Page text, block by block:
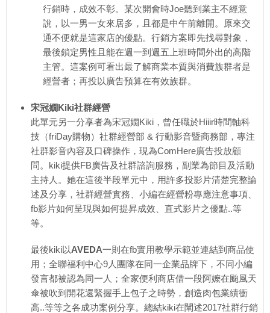
行銷時，成效不彰。某次開會時Joe聽到業主不經意
說，以一男一女來居多，且都是中午前離開。原來交
通不便就是這家店的優點。行銷方案即先找尋對象，
最後鎖定男性且能在週一到週五上班時間外出的高階
主管。這案例可看出最了解商業本質與消費族群者是
經營者；再投以廣告預算在有效族群。
宋冠嫺Kiki社群經營
此單元另一分享者為宋冠嫺Kiki，曾任職於Hiiir時間軸科
技（friDay購物）社群經營部 & 行動影音暨商務部，專注
社群影音內容及口碑操作，現為ComHere廣告投放顧
問。kiki提供FB廣告及社群諮詢服務，副業為節目及活動
主持人。她在這後半段單元中，用許多投影片清楚完整論
述及分享，社群經營實務、小編在經營粉專應注意事項、
fb影片如何呈現與如何提昇成效、直式影片之優點..等
等。
最後kiki以AVEDA一則在fb實用教學示範並連結到商品使
用；全聯福利中心9人團隊在同一企業品牌下，不同小編
發言都被認為同一人；全家便利商店借一段阿嬤在颱風天
傘被吹到開花還緊握手上包子之時勢，創造肉包業績衝
高..等等之各成功案例分享。總結kiki在闡述2017社群行銷